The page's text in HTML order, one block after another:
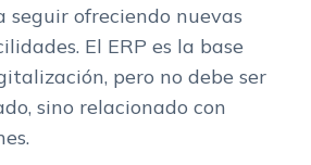
seguir ofreciendo nuevas
El ERP es la base
pero no debe ser
sino relacionado con